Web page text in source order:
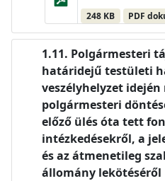
248 KB PDF
Polgármesteri
határidejű testületi
veszélyhelyzet
polgármesteri
előző ülés óta tett
intézkedésekről, a
és az átmenetileg
állomány lekötéséről